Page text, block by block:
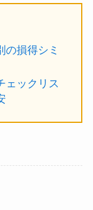
の損得シミ
ェックリス